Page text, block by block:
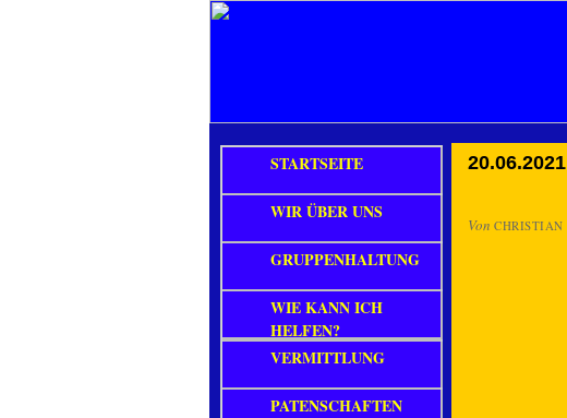
20.06.2021
Von CHRISTIAN
STARTSEITE
WIR ÜBER UNS
GRUPPENHALTUNG
WIE KANN ICH
HELFEN?
VERMITTLUNG
PATENSCHAFTEN